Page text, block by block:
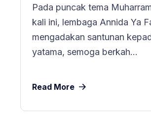
Pada puncak tema
kali ini, lembaga Annida Ya
mengadakan santunan
yatama, semoga berkah…
Read More